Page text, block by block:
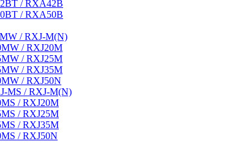
/ RXA42B
/ RXA50B
/ RXJ-M(N)
/ RXJ20M
/ RXJ25M
/ RXJ35M
/ RXJ50N
MS / RXJ-M(N)
/ RXJ20M
/ RXJ25M
/ RXJ35M
/ RXJ50N